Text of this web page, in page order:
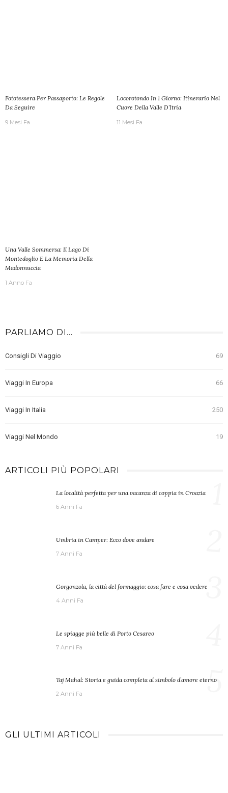
Fototessera Per Passaporto: Le Regole
Da Seguire
9 Mesi Fa
Locorotondo In 1 Giorno: Itinerario Nel
Cuore Della Valle D’Itria
11 Mesi Fa
Una Valle Sommersa: Il Lago Di
Montedoglio E La Memoria Della
Madonnuccia
1 Anno Fa
PARLIAMO DI…
Consigli Di Viaggio 69
Viaggi In Europa 66
Viaggi In Italia 250
Viaggi Nel Mondo 19
ARTICOLI PIÙ POPOLARI
La località perfetta per una vacanza di coppia in Croazia
6 Anni Fa
Umbria in Camper: Ecco dove andare
7 Anni Fa
Gorgonzola, la città del formaggio: cosa fare e cosa vedere
4 Anni Fa 3
Le spiagge più belle di Porto Cesareo
7 Anni Fa
Taj Mahal: Storia e guida completa al simbolo d’amore eterno
2 Anni Fa 5
GLI ULTIMI ARTICOLI